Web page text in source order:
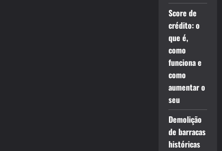
Score de
crédito: o
que é,
como
funciona e
como
aumentar o
seu
Demolição
de barracas
históricas